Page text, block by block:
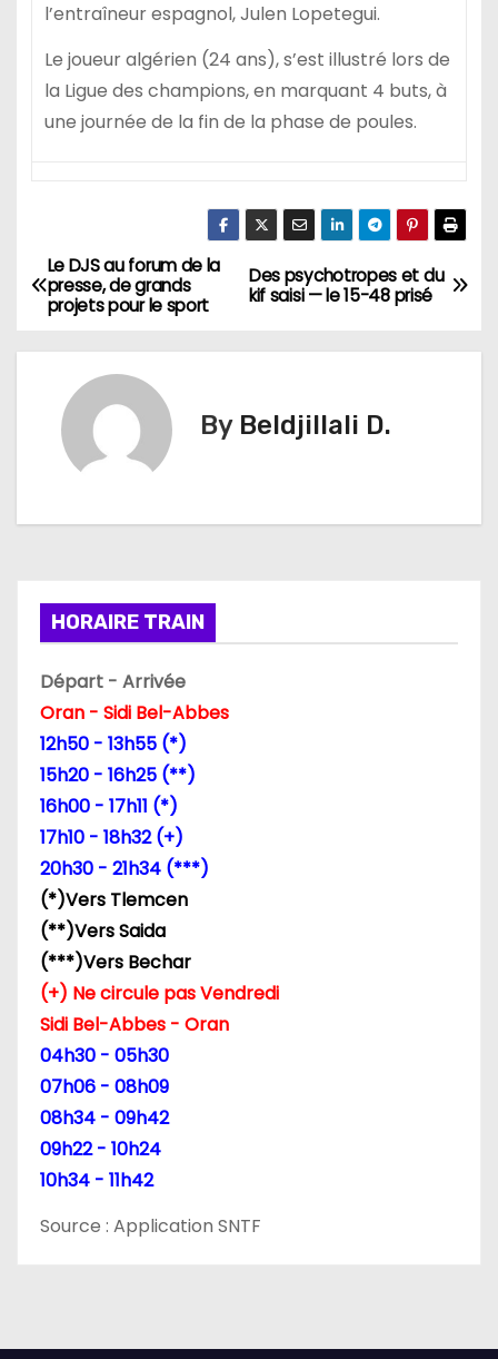
l’entraîneur espagnol, Julen Lopetegui.
Le joueur algérien (24 ans), s’est illustré lors de
la Ligue des champions, en marquant 4 buts, à
une journée de la fin de la phase de poules.
N
a
o
n
d
e
a
r
t
c
e
Des psychotropes et du
kif saisi — le 15-48 prisé
Le DJS au forum de la
presse, de grands
projets pour le sport
By Beldjillali D.
HORAIRE TRAIN
Départ - Arrivée
Oran - Sidi Bel-Abbes
12h50 - 13h55 (*)
15h20 - 16h25 (**)
16h00 - 17h11 (*)
17h10 - 18h32 (+)
20h30 - 21h34 (***)
(*)Vers Tlemcen
(**)Vers Saida
(***)Vers Bechar
(+) Ne circule pas Vendredi
Sidi Bel-Abbes - Oran
04h30 - 05h30
07h06 - 08h09
08h34 - 09h42
09h22 - 10h24
10h34 - 11h42
Source : Application SNTF